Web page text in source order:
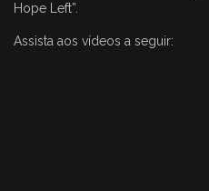
Hope Left”.
Assista aos vídeos a seguir: